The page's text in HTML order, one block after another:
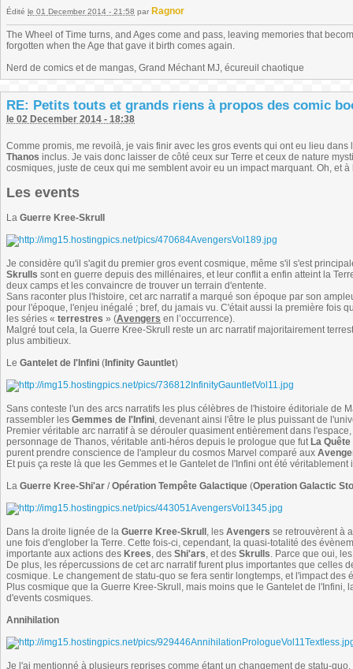
Édité le 01 December 2014 - 21:58 par Ragnor
The Wheel of Time turns, and Ages come and pass, leaving memories that
forgotten when the Age that gave it birth comes again.
Nerd de comics et de mangas, Grand Méchant MJ, écureuil chaotique
RE: Petits touts et grands riens à propos des comic
le 02 December 2014 - 18:38
Comme promis, me revoilà, je vais finir avec les gros events qui ont eu lieu
Thanos inclus. Je vais donc laisser de côté ceux sur Terre et ceux de nature
cosmiques, juste de ceux qui me semblent avoir eu un impact marquant. Oh, et
Les events
La Guerre Kree-Skrull
Je considère qu'il s'agit du premier gros event cosmique, même s'il s'est
Skrulls sont en guerre depuis des millénaires, et leur conflit a enfin atteint la
deux camps et les convaincre de trouver un terrain d'entente.
Sans raconter plus l'histoire, cet arc narratif a marqué son époque par son
pour l'époque, l'enjeu inégalé ; bref, du jamais vu. C'était aussi la première fois
les séries « terrestres » (Avengers en l’occurrence).
Malgré tout cela, la Guerre Kree-Skrull reste un arc narratif majoritairement
plus ambitieux.
Le Gantelet de l'Infini ( Infinity Gauntlet)
Sans conteste l'un des arcs narratifs les plus célèbres de l'histoire éditoriale de
rassembler les Gemmes de l'Infini, devenant ainsi l'être le plus puissant de
Premier véritable arc narratif à se dérouler quasiment entièrement dans
personnage de Thanos, véritable anti-héros depuis le prologue que fut La
purent prendre conscience de l'ampleur du cosmos Marvel comparé aux
Et puis ça reste là que les Gemmes et le Gantelet de l'Infini ont été
La Guerre Kree-Shi'ar /Opération Tempête Galactique (Operation Galactic
Dans la droite lignée de la Guerre Kree-Skrull , les Avengers se retrouvèrent à
une fois d'englober la Terre. Cette fois-ci, cependant, la quasi-totalité des
importante aux actions des Krees, des Shi'ars, et des Skrulls. Parce que oui,
De plus, les répercussions de cet arc narratif furent plus importantes que celles
cosmique. Le changement de statu-quo se fera sentir longtemps, et l'impact
Plus cosmique que la Guerre Kree-Skrull, mais moins que le Gantelet de
d'events cosmiques.
Annihilation
Je l'ai mentionné à plusieurs reprises comme étant un changement de statu-